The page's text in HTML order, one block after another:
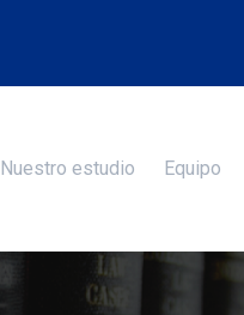
Nuestro estudio Equipo